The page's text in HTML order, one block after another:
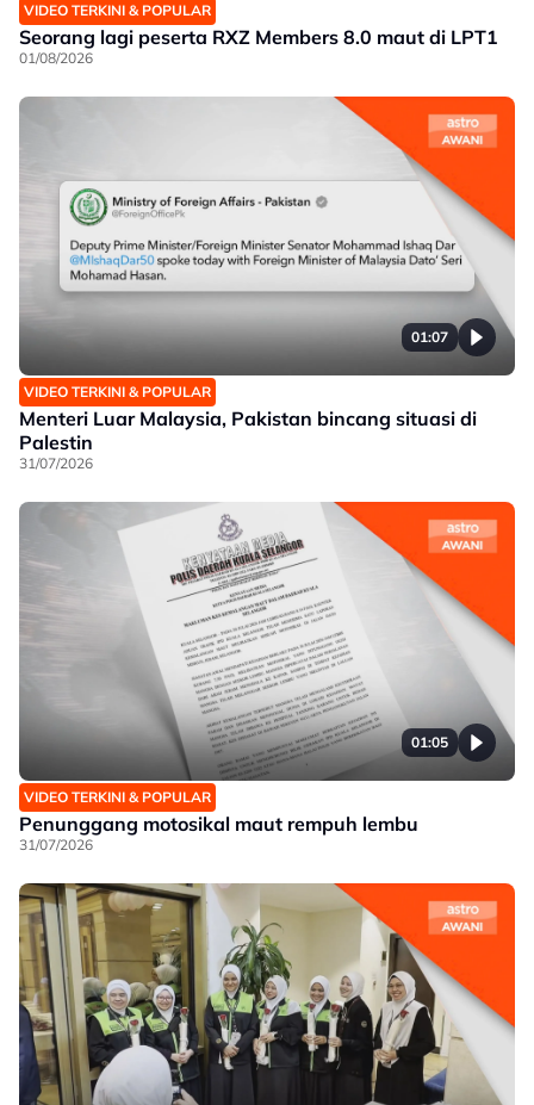
VIDEO TERKINI & POPULAR
Seorang lagi peserta RXZ Members 8.0 maut di LPT1
01/08/2026
01:07
VIDEO TERKINI & POPULAR
Menteri Luar Malaysia, Pakistan bincang situasi di
Palestin
31/07/2026
01:05
VIDEO TERKINI & POPULAR
Penunggang motosikal maut rempuh lembu
31/07/2026